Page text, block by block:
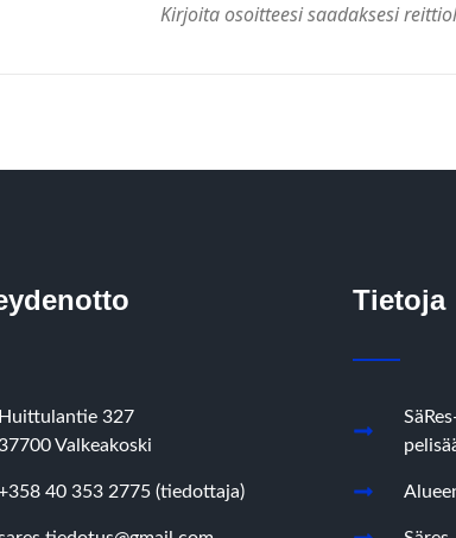
327
Valkeakoski
40 353 2775 (tiedottaja)
Tietoja